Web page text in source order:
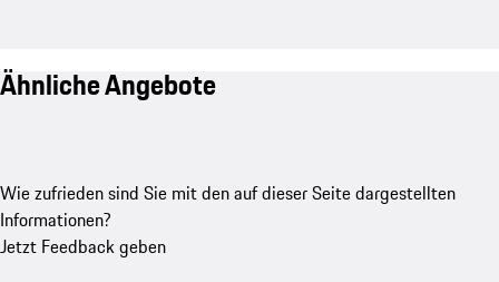
Ähnliche Angebote
Wie zufrieden sind Sie mit den auf dieser Seite dargestellten
Informationen?
Jetzt Feedback geben